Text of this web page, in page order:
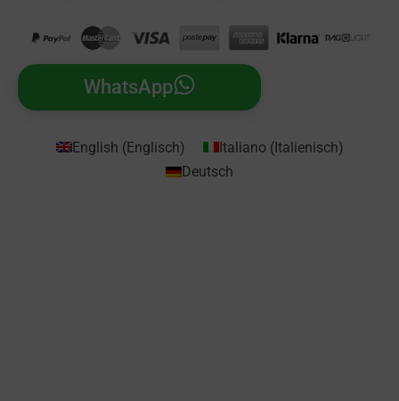
WhatsApp
English (Englisch) Italiano (Italienisch)
Deutsch